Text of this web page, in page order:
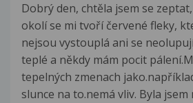
Dobrý den, chtěla jsem se
okolí se mi tvoří červené fleky,
nejsou vystouplá ani se
teplé a někdy mám pocit
tepelných zmenach
slunce na to.nemá vliv. Byla